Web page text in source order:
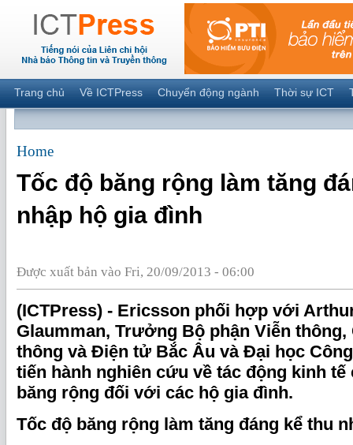
Trang chủ Về ICTPress Chuyển động ngành Thời sự ICT
Home
Tốc độ băng rộng làm tăng
nhập hộ gia đình
Được xuất bản vào Fri, 20/09/2013 - 06:00
(ICTPress) - Ericsson phối hợp với
Glaumman, Trưởng Bộ phận Viễn thông,
thông và Điện tử Bắc Âu và Đại học
tiến hành nghiên cứu về tác động kinh tế
băng rộng đối với các hộ gia đình.
Tốc độ băng rộng làm tăng đáng kể thu